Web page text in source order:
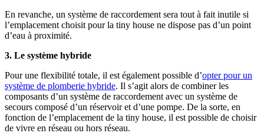
En revanche, un système de raccordement sera tout à fait inutile si
l’emplacement choisit pour la tiny house ne dispose pas d’un point
d’eau à proximité.
3. Le système hybride
Pour une flexibilité totale, il est également possible d’opter pour un
système de plomberie hybride. Il s’agit alors de combiner les
composants d’un système de raccordement avec un système de
secours composé d’un réservoir et d’une pompe. De la sorte, en
fonction de l’emplacement de la tiny house, il est possible de choisir
de vivre en réseau ou hors réseau.